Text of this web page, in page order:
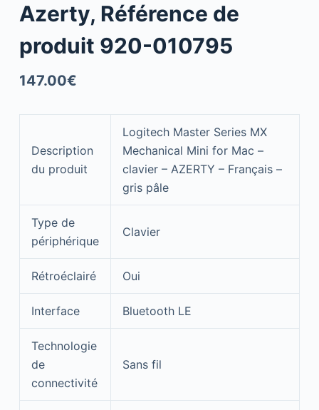
Azerty, Référence de
produit 920-010795
147.00€
Description
du produit
Logitech Master Series MX
Mechanical Mini for Mac –
clavier – AZERTY – Français –
gris pâle
Type de
périphérique
Clavier
Rétroéclairé Oui
Interface Bluetooth LE
Technologie
de
connectivité
Sans fil